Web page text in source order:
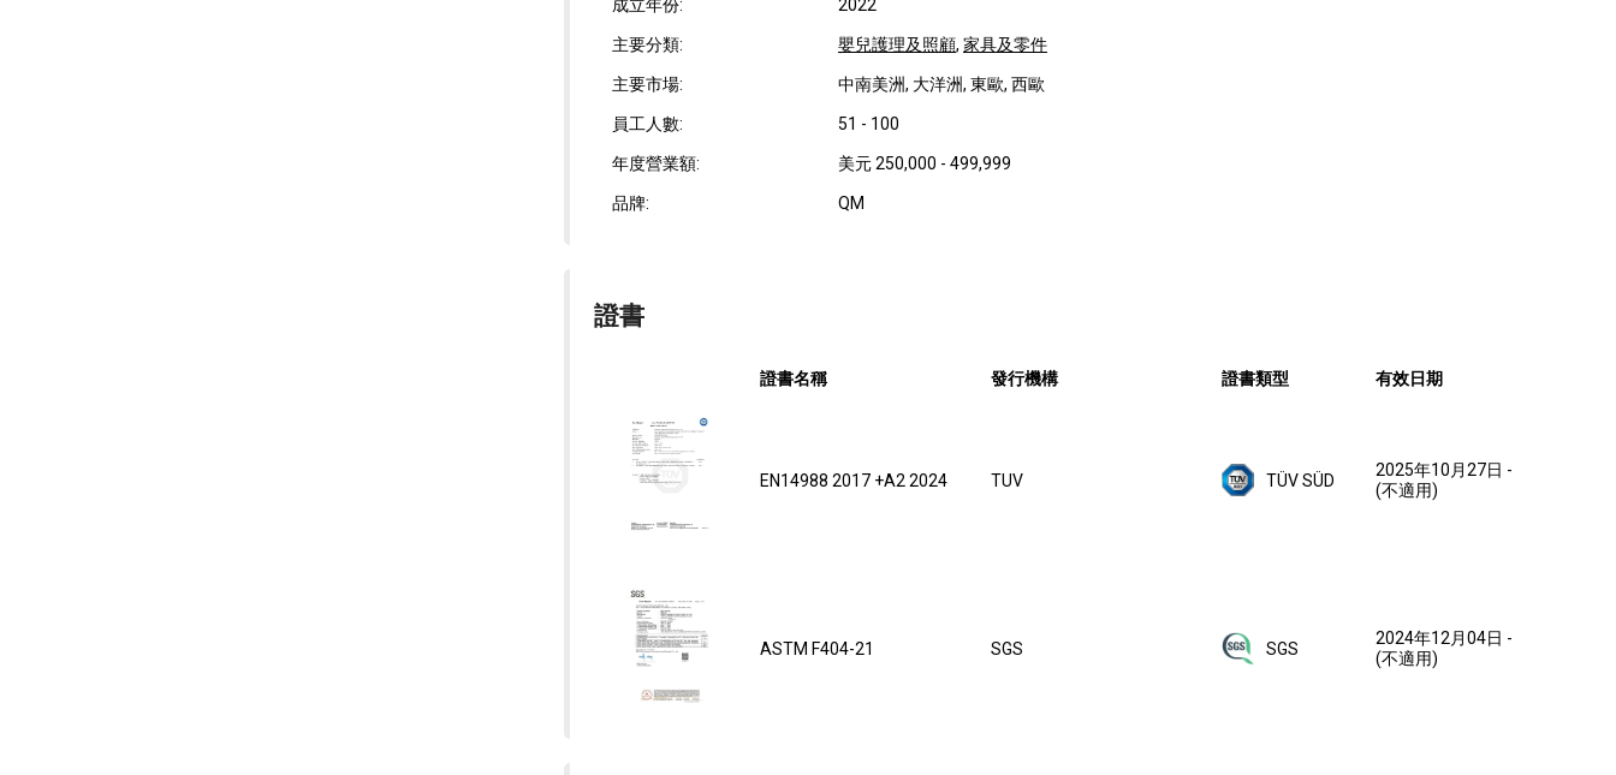
成立年份: 2022
主要分類: 嬰兒護理及照顧, 家具及零件
主要市場: 中南美洲, 大洋洲, 東歐, 西歐
員工人數: 51 - 100
年度營業額: 美元 250,000 - 499,999
品牌: QM
證書
證書名稱 發行機構 證書類型 有效日期
EN14988 2017 +A2 2024 TUV TÜV SÜD
2025年10月27日 -
(不適用)
ASTM F404-21 SGS SGS
2024年12月04日 -
(不適用)